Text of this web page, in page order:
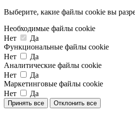
Выберите, какие файлы cookie вы
Необходимые файлы cookie
Нет
Да
Функциональные файлы cookie
Нет
Да
Аналитические файлы cookie
Нет
Да
Маркетинговые файлы cookie
Нет
Да
Принять все Отклонить все